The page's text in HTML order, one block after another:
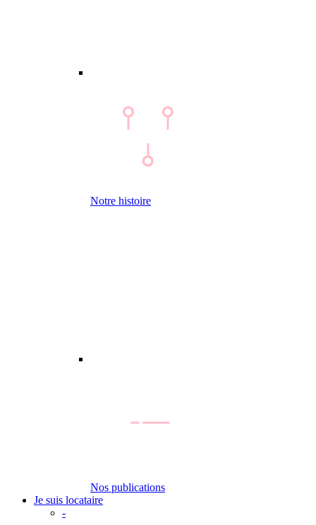
Notre histoire
Nos publications
Je suis locataire
-